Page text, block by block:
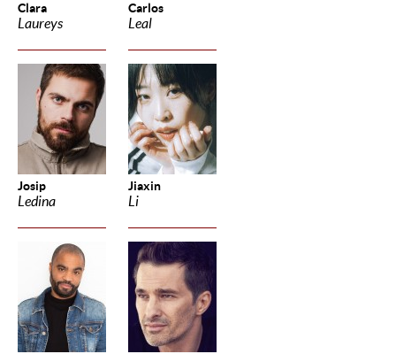
Clara
Laureys
Carlos
Leal
Josip
Ledina
Jiaxin
Li